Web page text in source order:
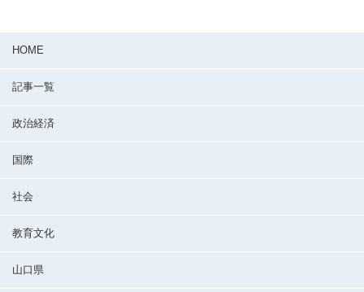
HOME
記事一覧
政治経済
国際
社会
教育文化
山口県